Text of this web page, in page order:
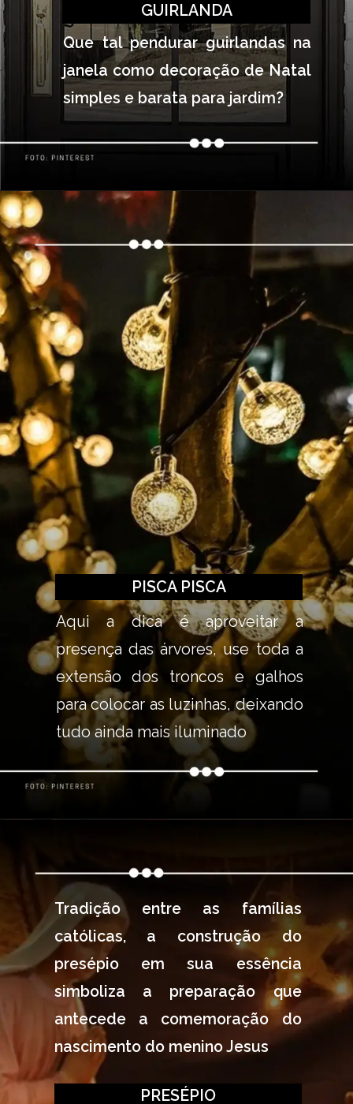
Que tal pendurar guirlandas na
janela como decoração de Natal
simples e barata para jardim?
GUIRLANDA
Aqui a dica é aproveitar a
presença das árvores, use toda a
extensão dos troncos e galhos
para colocar as luzinhas, deixando
tudo ainda mais iluminado
PISCA PISCA
Tradição entre as famílias
católicas, a construção do
presépio em sua essência
simboliza a preparação que
antecede a comemoração do
nascimento do menino Jesus
PRESÉPIO